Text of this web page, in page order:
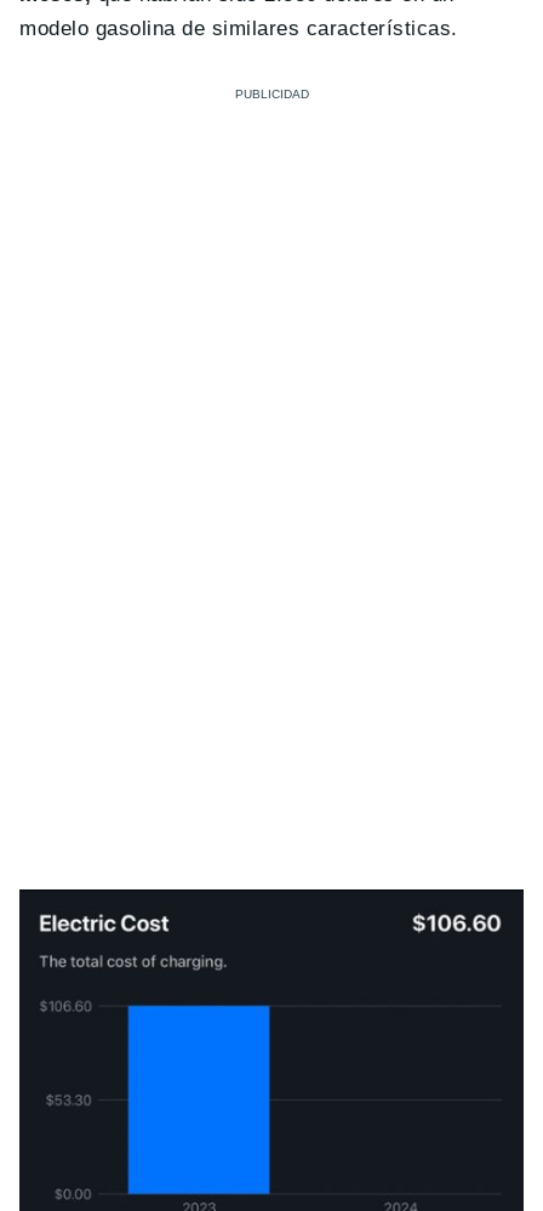
modelo gasolina de similares características.